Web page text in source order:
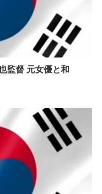
監督 元女優と和